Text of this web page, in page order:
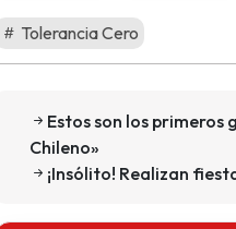
Tolerancia Cero
Estos son los primeros
Chileno»
¡Insólito! Realizan